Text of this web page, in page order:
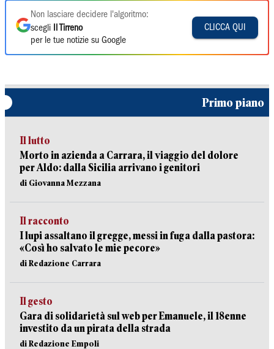
Non lasciare decidere l'algoritmo:
scegli
Il Tirreno
per le tue notizie su Google
CLICCA QUI
Primo piano
Il lutto
Morto in azienda a Carrara, il viaggio del dolore
per Aldo: dalla Sicilia arrivano i genitori
di Giovanna Mezzana
Il racconto
I lupi assaltano il gregge, messi in fuga dalla pastora:
«Così ho salvato le mie pecore»
di Redazione Carrara
Il gesto
Gara di solidarietà sul web per Emanuele, il 18enne
investito da un pirata della strada
di Redazione Empoli